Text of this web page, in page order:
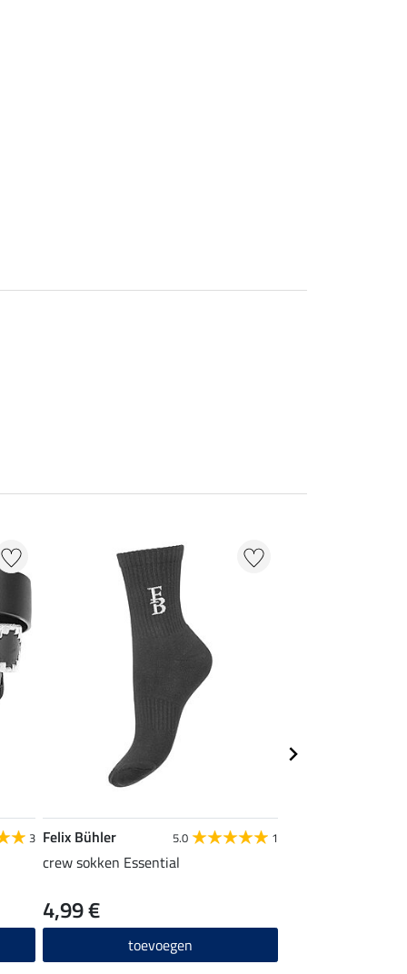
3 Felix Bühler 5.0 1
crew sokken Essential
4,99 €
toevoegen